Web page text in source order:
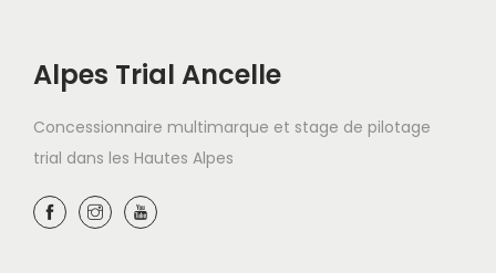
Alpes Trial Ancelle
Concessionnaire multimarque et stage de pilotage
trial dans les Hautes Alpes